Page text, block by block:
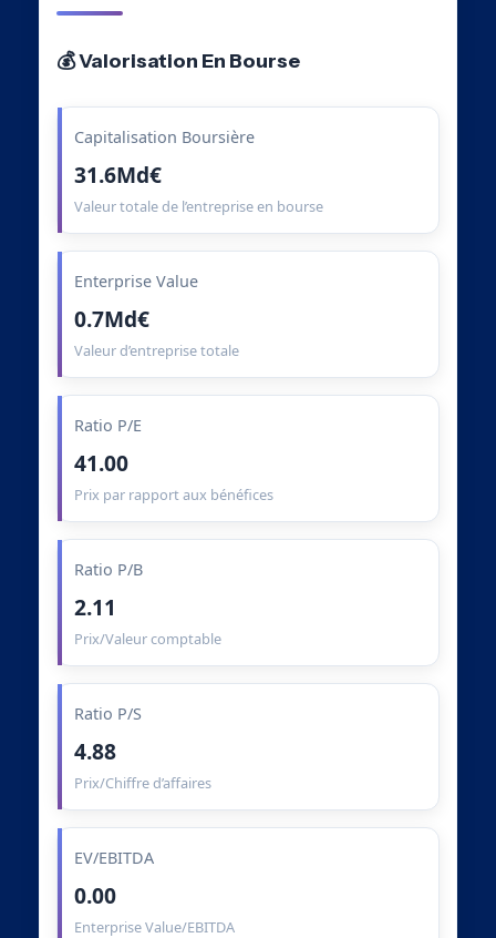
💰 Valorisation En Bourse
Capitalisation Boursière
31.6Md€
Valeur totale de l’entreprise en bourse
Enterprise Value
0.7Md€
Valeur d’entreprise totale
Ratio P/E
41.00
Prix par rapport aux bénéfices
Ratio P/B
2.11
Prix/Valeur comptable
Ratio P/S
4.88
Prix/Chiffre d’affaires
EV/EBITDA
0.00
Enterprise Value/EBITDA